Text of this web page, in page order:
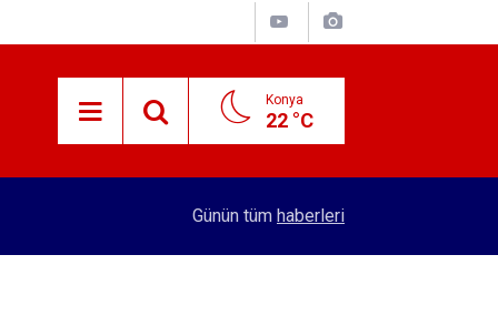
Konya
22 °C
Konyalı patron 70 bin TL maaşla personel
Günün tüm haberleri